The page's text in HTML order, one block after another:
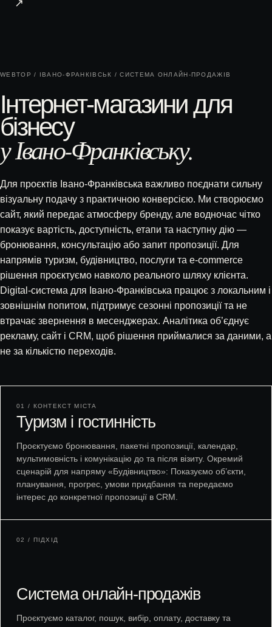
↗
WEBTOP / ІВАНО-ФРАНКІВСЬК / СИСТЕМА ОНЛАЙН-ПРОДАЖІВ
Інтернет-магазини для
бізнесу
у Івано-Франківську.
Для проєктів Івано-Франківська важливо поєднати сильну
візуальну подачу з практичною конверсією. Ми створюємо
сайт, який передає атмосферу бренду, але водночас чітко
показує вартість, доступність, етапи та наступну дію —
бронювання, консультацію або запит пропозиції. Для
напрямів туризм, будівництво, послуги та e-commerce
рішення проєктуємо навколо реального шляху клієнта.
Digital-система для Івано-Франківська працює з локальним і
зовнішнім попитом, підтримує сезонні пропозиції та не
втрачає звернення в месенджерах. Аналітика об’єднує
рекламу, сайт і CRM, щоб рішення приймалися за даними, а
не за кількістю переходів.
01 / КОНТЕКСТ МІСТА
Туризм і гостинність
Проєктуємо бронювання, пакетні пропозиції, календар,
мультимовність і комунікацію до та після візиту. Окремий
сценарій для напряму «Будівництво»: Показуємо об’єкти,
планування, прогрес, умови придбання та передаємо
інтерес до конкретної пропозиції в CRM.
02 / ПІДХІД
Система онлайн-продажів
Проєктуємо каталог, пошук, вибір, оплату, доставку та